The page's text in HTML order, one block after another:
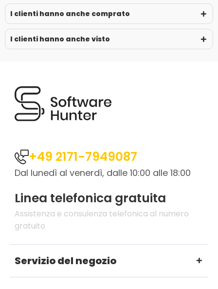
I clienti hanno anche comprato
I clienti hanno anche visto
+49 2171-7949087
Dal lunedì al venerdì, dalle 10:00 alle 18:00
Linea telefonica gratuita
Assistenza e consulenza telefonica al numero
gratuito
Servizio del negozio